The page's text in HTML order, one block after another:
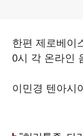
한편 제로베이
0시 각 온라인
이민경 텐아시